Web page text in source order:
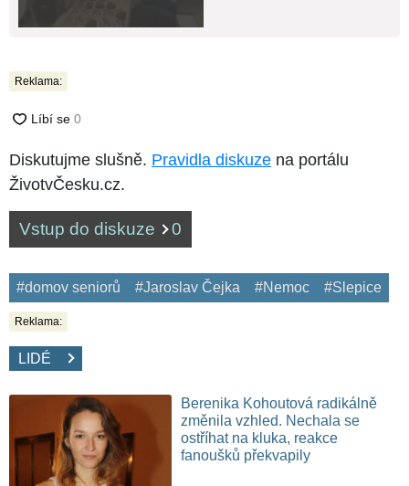
Reklama:
Diskutujme slušně. Pravidla diskuze na portálu
ŽivotvČesku.cz.
Vstup do diskuze 0
#domov seniorů #Jaroslav Čejka #Nemoc #Slepice
Reklama:
LIDÉ
Berenika Kohoutová radikálně
změnila vzhled. Nechala se
ostříhat na kluka, reakce
fanoušků překvapily